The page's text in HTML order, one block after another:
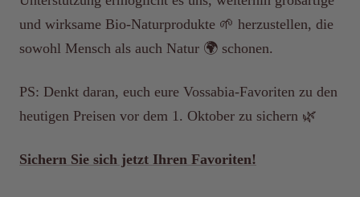
und wirksame Bio-Naturprodukte 🌱 herzustellen, die
sowohl Mensch als auch Natur 🌍 schonen.
PS: Denkt daran, euch eure Vossabia-Favoriten zu den
heutigen Preisen vor dem 1. Oktober zu sichern 🌿
Sichern Sie sich jetzt Ihren Favoriten!